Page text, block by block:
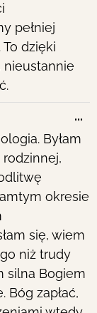
pełniej
dzięki
nieustannie
Byłam
okresie
się, wiem
niż trudy
silna Bogiem
Bóg zapłać,
...